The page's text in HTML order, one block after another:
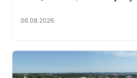
06.08.2026.